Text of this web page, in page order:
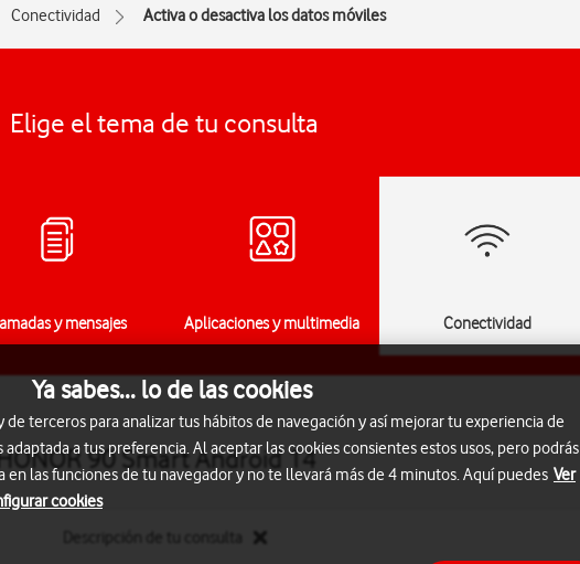
Conectividad Activa o desactiva los datos móviles
Elige el tema de tu consulta
y mensajes Aplicaciones y multimedia Conectividad
90 Smart Android 14
Ya sabes... lo de las cookies
de terceros para analizar tus hábitos de navegación y así mejorar tu experiencia de
a tus preferencia. Al aceptar las cookies consientes estos usos, pero podrás
las funciones de tu navegador y no te llevará más de 4 minutos. Aquí puedes Ver
cookies